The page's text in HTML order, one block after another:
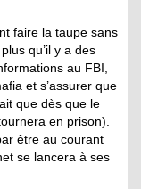
faire la taupe sans
qu’il y a des
au FBI,
et s’assurer que
que dès que le
en prison).
être au courant
se lancera à ses